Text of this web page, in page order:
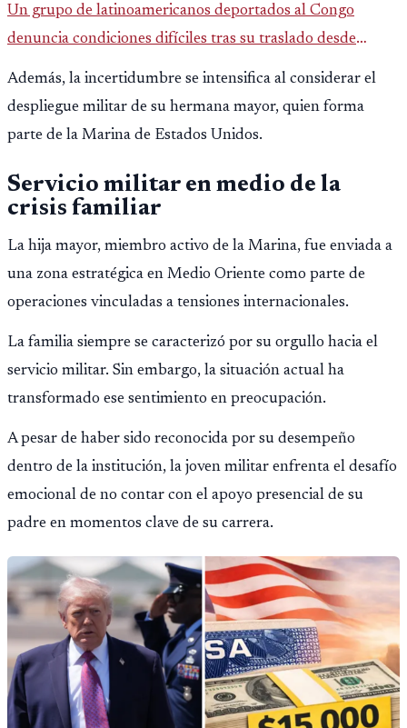
Un grupo de latinoamericanos deportados al Congo
denuncia condiciones difíciles tras su traslado desde
EE.UU. Jorge Cubillos relata su experiencia y el impacto
psicológico de llegar a África.
Además, la incertidumbre se intensifica al considerar el
despliegue militar de su hermana mayor, quien forma
parte de la Marina de Estados Unidos.
Servicio militar en medio de la
crisis familiar
La hija mayor, miembro activo de la Marina, fue enviada a
una zona estratégica en Medio Oriente como parte de
operaciones vinculadas a tensiones internacionales.
La familia siempre se caracterizó por su orgullo hacia el
servicio militar. Sin embargo, la situación actual ha
transformado ese sentimiento en preocupación.
A pesar de haber sido reconocida por su desempeño
dentro de la institución, la joven militar enfrenta el desafío
emocional de no contar con el apoyo presencial de su
padre en momentos clave de su carrera.